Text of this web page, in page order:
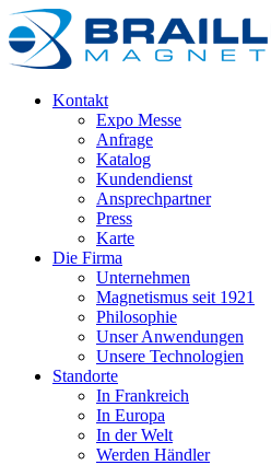
Kontakt
Expo Messe
Anfrage
Katalog
Kundendienst
Ansprechpartner
Press
Karte
Die Firma
Unternehmen
Magnetismus seit 1921
Philosophie
Unser Anwendungen
Unsere Technologien
Standorte
In Frankreich
In Europa
In der Welt
Werden Händler